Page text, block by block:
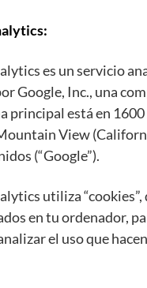
es un servicio
Google, Inc., una
principal está en
View
(“Google”).
utiliza “cookies”,
en tu ordenador,
el uso que